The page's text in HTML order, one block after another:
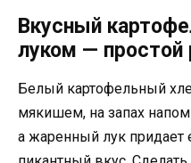
Вкусный
луком — простой
Белый картофельный
мякишем, на запах
а жаренный лук